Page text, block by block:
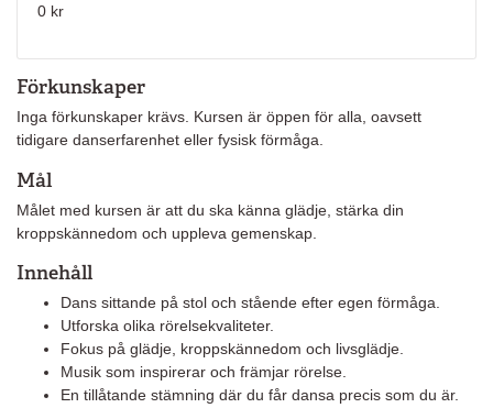
Förkunskaper
Inga förkunskaper krävs. Kursen är öppen för alla, oavsett
tidigare danserfarenhet eller fysisk förmåga.
Mål
Målet med kursen är att du ska känna glädje, stärka din
kroppskännedom och uppleva gemenskap.
Innehåll
Dans sittande på stol och stående efter egen förmåga.
Utforska olika rörelsekvaliteter.
Fokus på glädje, kroppskännedom och livsglädje.
Musik som inspirerar och främjar rörelse.
En tillåtande stämning där du får dansa precis som du är.
0 kr